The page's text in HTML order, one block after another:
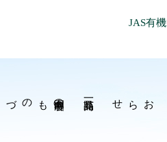
JAS有
お知
らせ